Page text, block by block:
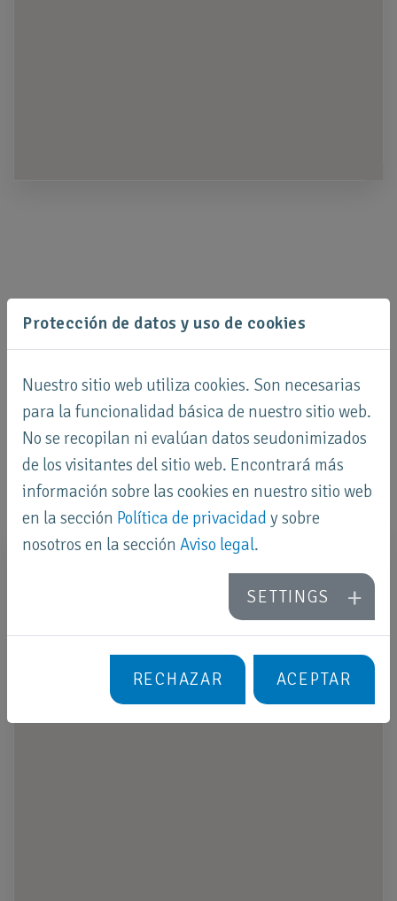
Faneco sp. z o.o. sp.k.
ul. Aleksandra Fredry 1/16
61-701 Poznań
Tel: +48 61 610 02 12
Email: info@faneco.com
Web:www.faneco.com
Protección de datos y uso de cookies
Nuestro sitio web utiliza cookies. Son necesarias
para la funcionalidad básica de nuestro sitio web.
No se recopilan ni evalúan datos seudonimizados
de los visitantes del sitio web. Encontrará más
información sobre las cookies en nuestro sitio web
en la sección Política de privacidad y sobre
nosotros en la secciónAviso legal.
SETTINGS
RECHAZAR ACEPTAR